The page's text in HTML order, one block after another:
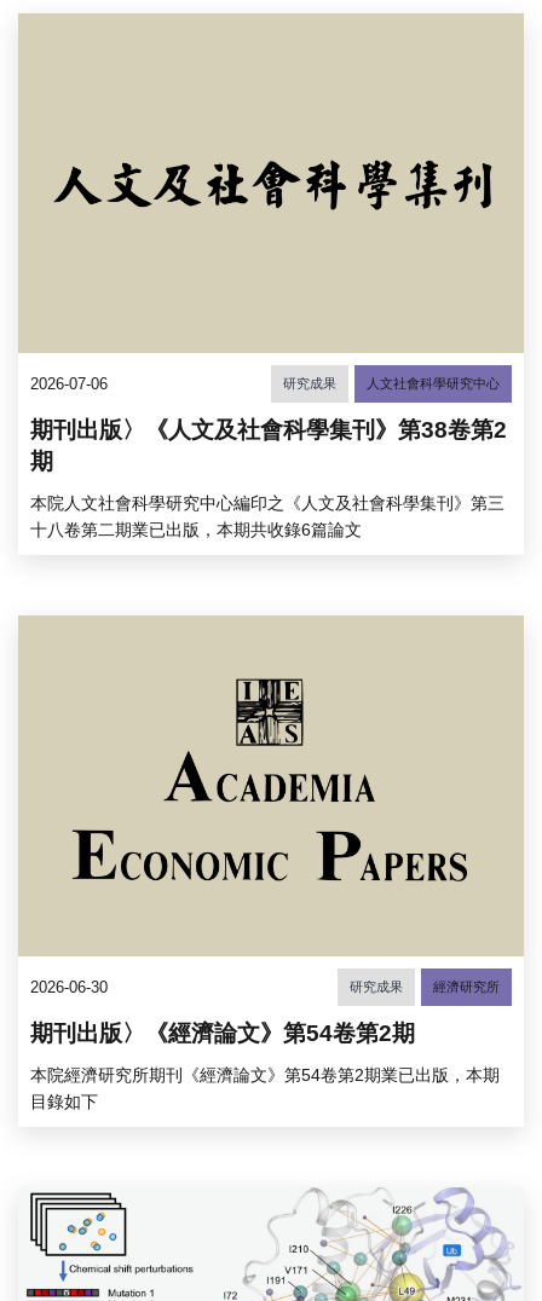
2026-07-06 研究成果 人文社會科學研究中心
期刊出版〉《人文及社會科學集刊》第38卷第2
期
本院人文社會科學研究中心編印之《人文及社會科學集刊》第三
十八卷第二期業已出版，本期共收錄6篇論文
2026-06-30 研究成果 經濟研究所
期刊出版〉《經濟論文》第54卷第2期
本院經濟研究所期刊《經濟論文》第54卷第2期業已出版，本期
目錄如下